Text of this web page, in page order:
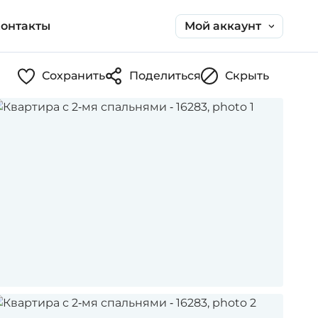
Мой аккаунт
Сохранить Поделиться Скрыть